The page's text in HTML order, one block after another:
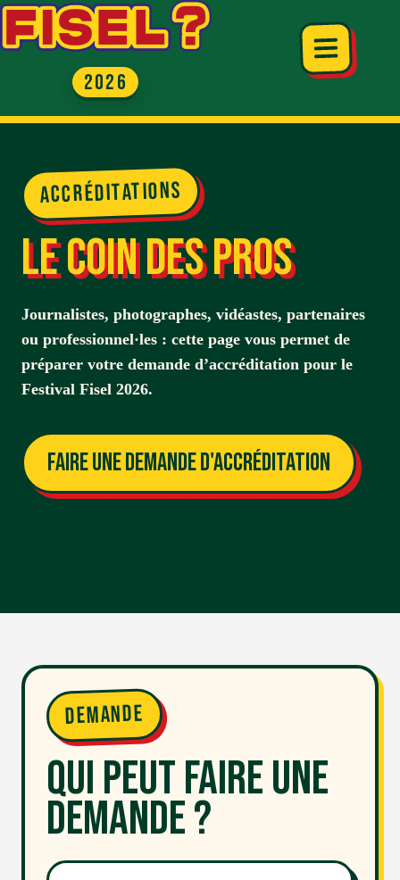
Passer
contenu
Accréditations
Le coin des pros
Journalistes, photographes, vidéastes, partenaires
ou professionnel·les : cette page vous permet de
préparer votre demande d’accréditation pour le
Festival Fisel 2026.
Faire une demande d'accréditation
Demande
Qui peut faire une
demande ?